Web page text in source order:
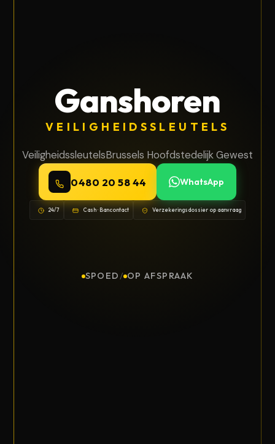
Ganshoren
VEILIGHEIDSSLEUTELS
VeiligheidssleutelsBrussels Hoofdstedelijk Gewest
0480 20 58 44 WhatsApp
24/7 Cash · Bancontact Verzekeringsdossier op aanvraag
SPOED / OP AFSPRAAK